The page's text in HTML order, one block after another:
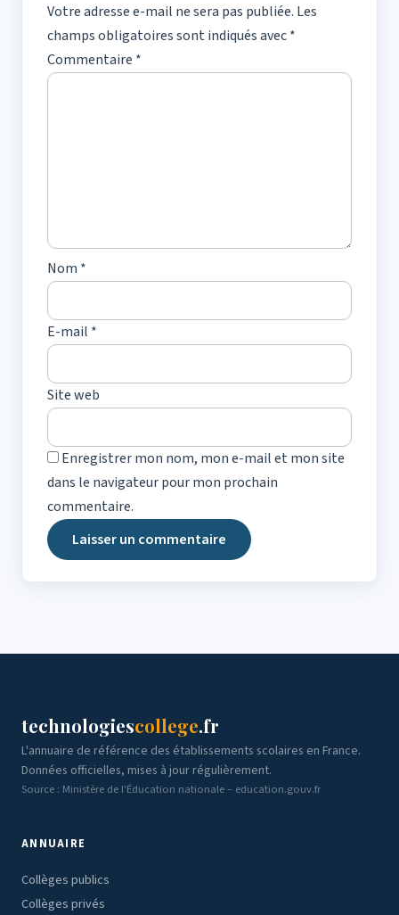
Votre adresse e-mail ne sera pas publiée. Les
champs obligatoires sont indiqués avec*
Commentaire *
Nom *
E-mail *
Site web
Enregistrer mon nom, mon e-mail et mon site
dans le navigateur pour mon prochain
commentaire.
technologiescollege.fr
L'annuaire de référence des établissements scolaires en France.
Données officielles, mises à jour régulièrement.
Source : Ministère de l'Éducation nationale – education.gouv.fr
ANNUAIRE
Collèges publics
Collèges privés